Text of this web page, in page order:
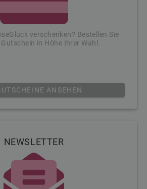
verschenken? Bestellen Sie
in Höhe Ihrer Wahl.
ANSEHEN
NEWSLETTER